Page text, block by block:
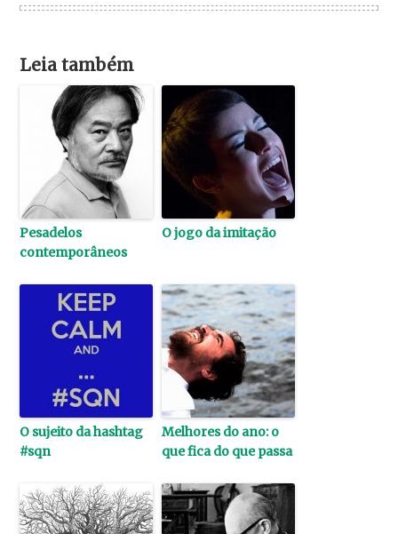
Leia também
Pesadelos
contemporâneos
O jogo da imitação
O sujeito da hashtag
#sqn
Melhores do ano: o
que fica do que passa